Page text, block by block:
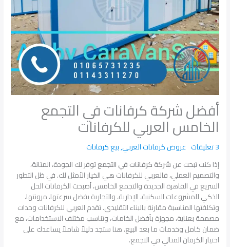
أفضل شركة كرفانات في التجمع
الخامس العربي للكرفانات
3 تعليقات عروض كرفانات العربي,بيع كرفانات
إذا كنت تبحث عنشركة كرفانات في التجمعتوفر لك الجودة، المتانة،
والتصميم العملي، فالعربي للكرفانات هي الخيار الأمثل لك. في ظل التطور
السريع في القاهرة الجديدة والتجمع الخامس، أصبحت الكرفانات الحل
الذكي للمشروعات السكنية، الإدارية، والتجارية بفضل سرعتها، مرونتها،
وتكلفتها المناسبة مقارنة بالبناء التقليدي. تقدم العربي للكرفانات وحدات
مصممة بعناية، مجهزة بأفضل الخامات، وتناسب مختلف الاستخدامات، مع
ضمان كامل وخدمات ما بعد البيع. هنا ستجد دليلاً شاملاً يساعدك على
اختيار الكرفان المثالي في التجمع.